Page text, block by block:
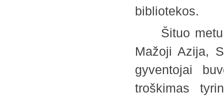
bibliotekos.
Šituo metu
Mažoji Azija,
gyventojai
troškimas